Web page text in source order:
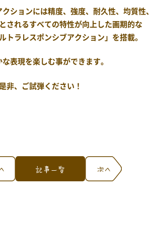
ションには精度、強度、耐久性、均質性
されるすべての特性が向上した画期的な
トラレスポンシブアクション」を搭載。
表現を楽しむ事ができます。
非、ご試弾ください！
記事一覧 次へ